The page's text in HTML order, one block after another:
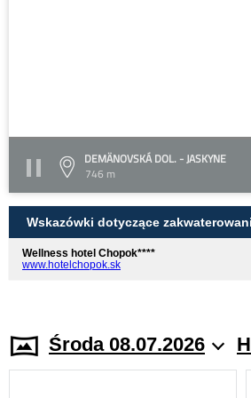
DEMÄNOVSKÁ DOL. - JASKYNE
746 m
Wskazówki dotyczące
Wellness hotel Chopok****
www.hotelchopok.sk
Środa 08.07.2026